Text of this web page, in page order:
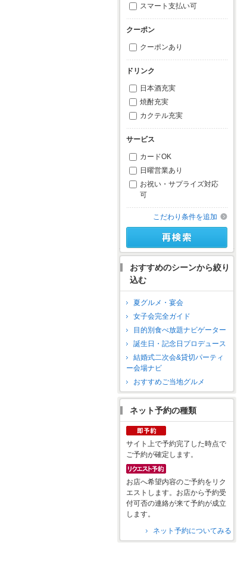
スマート支払い可
クーポン
クーポンあり
ドリンク
日本酒充実
焼酎充実
カクテル充実
サービス
カードOK
日曜営業あり
お祝い・サプライズ対応
可
こだわり条件を追加
おすすめのシーンから絞り
込む
夏グルメ・宴会
女子会完全ガイド
目的別食べ放題ナビゲーター
誕生日・記念日プロデュース
結婚式二次会&貸切パーティ
ー会場ナビ
おすすめご当地グルメ
ネット予約の種類
サイト上で予約完了した時点で
ご予約が確定します。
お店へ希望内容のご予約をリク
エストします。お店から予約受
付可否の連絡が来て予約が成立
します。
ネット予約についてみる